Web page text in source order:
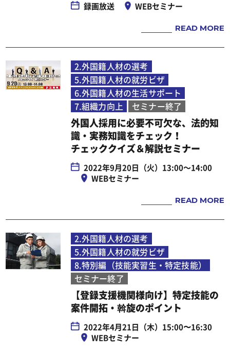
ことがあります。
（1） 利用者が第三者に不利益を及ぼすと当
社が判断した場合
（2） 人命、身体又は財産の保護のために必
要があり、本人の同意を得ることが困難であ
（3） 公衆衛生の向上又は児童の健全な育成
推進のために特に必要があり、利用者本人の
同意を得ることが困難である場合
（4） 国の機関もしくは地方公共団体または
その委託を受けた者が行う法令の定める事務
（5） 裁判所、検察庁、警察、弁護士会、消
費者センターまたはこれらに準じた権限を有
する機関から、個人情報についての開示を求
められた場合
（6） 利用者本人から明示的に第三者への開
示または提供を求められた場合。
（7） 法令により開示または提供が許容され
録画放送 WEBセミナー
READ MORE
2.外国籍人材の選考
5.外国籍人材の就労ビザ
6.外国籍人材の生活サポート
7.組織力向上
セミナー終了
外国人採用に必要不可欠な、法的知
識・実務知識をチェック！
チェッククイズ＆解説セミナー
2022年9月20日（火）13:00～14:00
WEBセミナー
READ MORE
2.外国籍人材の選考
5.外国籍人材の就労ビザ
8.特別編（技能実習生・特定技能）
セミナー終了
【登録支援機関様向け】特定技能の
案件開拓・斡旋のポイント
2022年4月21日（木）15:00〜16:30
WEBセミナー